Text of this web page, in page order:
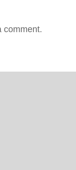
comment.